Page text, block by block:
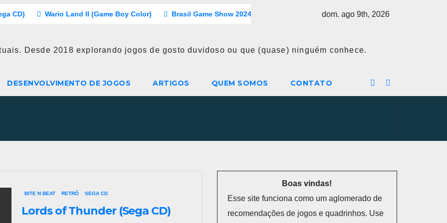
CD) Wario Land II (Game Boy Color) Brasil Game Show 2024 Wario Land: Super Mario Land 3 (Game Boy)
dom. ago 9th, 2026
Desde 2018 explorando jogos de gosto duvidoso ou que (quase) ninguém conhece.
DESENVOLVIMENTO DE JOGOS ARTIGOS QUEM SOMOS CONTATO
BITE N BEAT RETRÔ SEGA CD
Lords of Thunder (Sega CD)
Boas vindas!
Esse site funciona como um aglomerado de
recomendações de jogos e quadrinhos. Use